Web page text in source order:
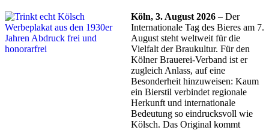
Köln, 3. August 2026 – Der
Internationale Tag des Bieres am 7.
August steht weltweit für die
Vielfalt der Braukultur. Für den
Kölner Brauerei-Verband ist er
zugleich Anlass, auf eine
Besonderheit hinzuweisen: Kaum
ein Bierstil verbindet regionale
Herkunft und internationale
Bedeutung so eindrucksvoll wie
Kölsch. Das Original kommt